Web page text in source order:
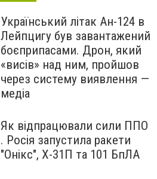
Український літак Ан-124 в
Лейпцигу був завантажений
боєприпасами. Дрон, який
«висів» над ним, пройшов
через систему виявлення —
медіа
Як відпрацювали сили ППО
. Росія запустила ракети
"Онікс", Х-31П та 101 БпЛА